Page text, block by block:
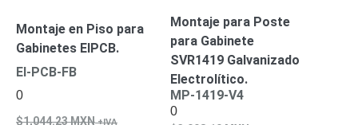
(SSD)
Software
Analíticas
Honeywell
Montaje en Piso para
Gabinetes EIPCB.
EI-PCB-FB
0
1,044.23MXN
Montaje para Poste
para Gabinete
SVR1419 Galvanizado
Electrolítico.
MP-1419-V4
0